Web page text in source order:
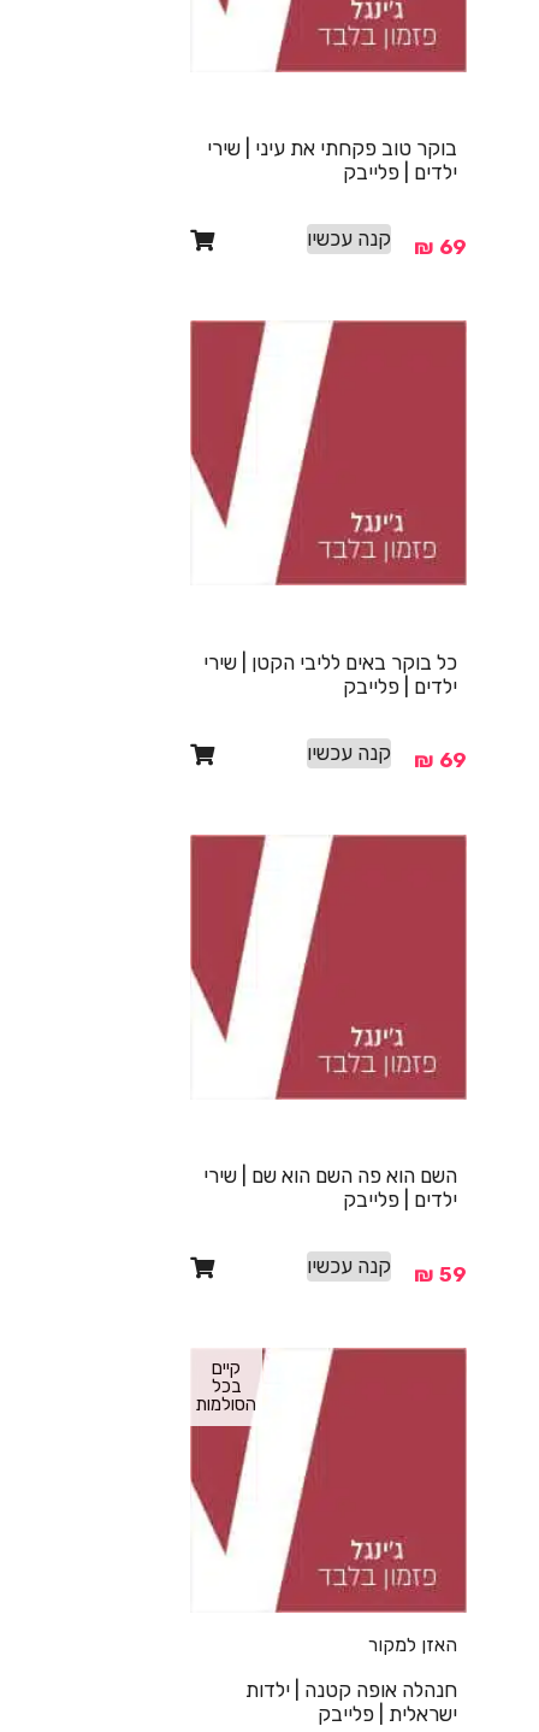
בוקר טוב פקחתי את עיני | שירי
ילדים | פלייבק
₪ 69 קנה עכשיו
כל בוקר באים לליבי הקטן | שירי
ילדים | פלייבק
₪ 69 קנה עכשיו
השם הוא פה השם הוא שם | שירי
ילדים | פלייבק
₪ 59 קנה עכשיו
קיים
בכל
הסולמות
האזן למקור
חנהלה אופה קטנה | ילדות
ישראלית | פלייבק